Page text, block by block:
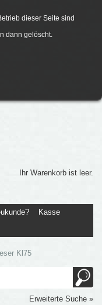
dieser Seite sind
dann gelöscht.
Ihr Warenkorb ist leer.
Kasse
Kl75
Erweiterte Suche »